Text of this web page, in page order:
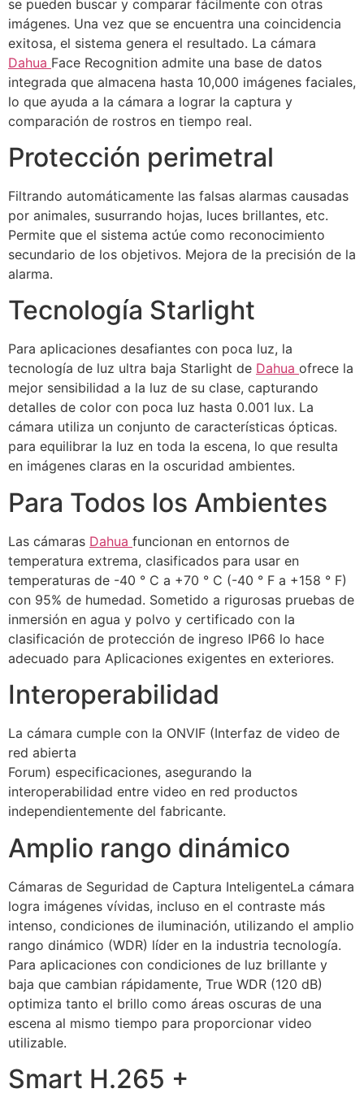
se pueden buscar y comparar fácilmente con otras
imágenes. Una vez que se encuentra una coincidencia
exitosa, el sistema genera el resultado. La cámara
Dahua Face Recognition admite una base de datos
integrada que almacena hasta 10,000 imágenes faciales,
lo que ayuda a la cámara a lograr la captura y
comparación de rostros en tiempo real.
Protección perimetral
Filtrando automáticamente las falsas alarmas causadas
por animales, susurrando hojas, luces brillantes, etc.
Permite que el sistema actúe como reconocimiento
secundario de los objetivos. Mejora de la precisión de la
alarma.
Tecnología Starlight
Para aplicaciones desafiantes con poca luz, la
tecnología de luz ultra baja Starlight de Dahua ofrece la
mejor sensibilidad a la luz de su clase, capturando
detalles de color con poca luz hasta 0.001 lux. La
cámara utiliza un conjunto de características ópticas.
para equilibrar la luz en toda la escena, lo que resulta
en imágenes claras en la oscuridad ambientes.
Para Todos los Ambientes
Las cámaras Dahua funcionan en entornos de
temperatura extrema, clasificados para usar en
temperaturas de -40 ° C a +70 ° C (-40 ° F a +158 ° F)
con 95% de humedad. Sometido a rigurosas pruebas de
inmersión en agua y polvo y certificado con la
clasificación de protección de ingreso IP66 lo hace
adecuado para Aplicaciones exigentes en exteriores.
Interoperabilidad
La cámara cumple con la ONVIF (Interfaz de video de
red abierta
Forum) especificaciones, asegurando la
interoperabilidad entre video en red productos
independientemente del fabricante.
Amplio rango dinámico
Cámaras de Seguridad de Captura InteligenteLa cámara
logra imágenes vívidas, incluso en el contraste más
intenso, condiciones de iluminación, utilizando el amplio
rango dinámico (WDR) líder en la industria tecnología.
Para aplicaciones con condiciones de luz brillante y
baja que cambian rápidamente, True WDR (120 dB)
optimiza tanto el brillo como áreas oscuras de una
escena al mismo tiempo para proporcionar video
utilizable.
Smart H.265 +